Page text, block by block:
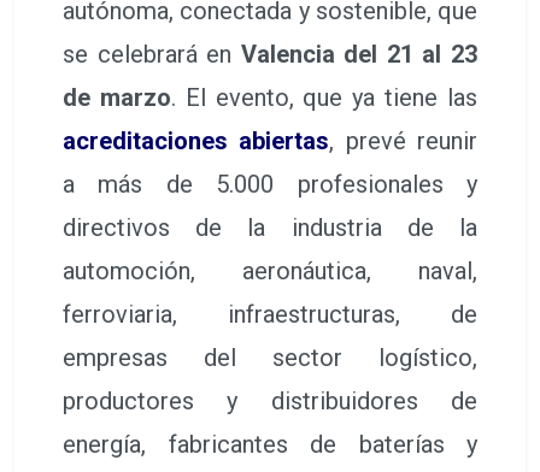
autónoma, conectada y sostenible, que
se celebrará en Valencia del 21 al 23
de marzo. El evento, que ya tiene las
acreditaciones abiertas, prevé reunir
a más de 5.000 profesionales y
directivos de la industria de la
automoción, aeronáutica, naval,
ferroviaria, infraestructuras, de
empresas del sector logístico,
productores y distribuidores de
energía, fabricantes de baterías y